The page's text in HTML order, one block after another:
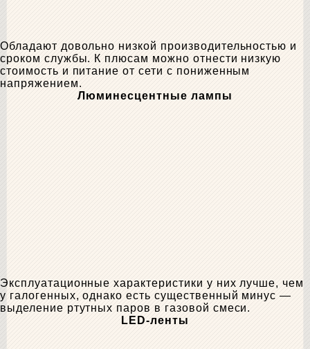
Обладают довольно низкой производительностью и
сроком службы. К плюсам можно отнести низкую
стоимость и питание от сети с пониженным
напряжением.
Люминесцентные лампы
Эксплуатационные характеристики у них лучше, чем
у галогенных, однако есть существенный минус —
выделение ртутных паров в газовой смеси.
LED-ленты